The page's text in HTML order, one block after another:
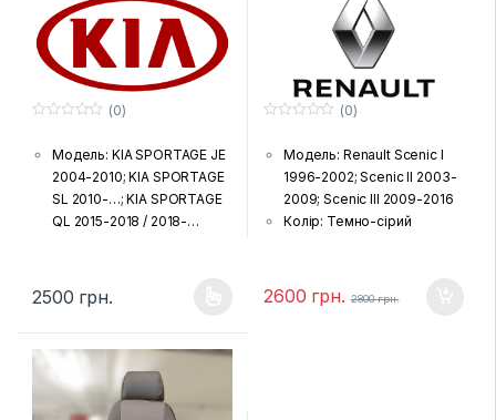
5
(0)
Модель: KIA SPORTAGE JE
2004-2010; KIA SPORTAGE
SL 2010-…; KIA SPORTAGE
QL 2015-2018 / 2018-…
(гобелен) з поролоновою
накаткою зсередини
Комплектація: Передні
сидіння, задній диван та
спинка, підголовники (за
2500 грн.
Цей товар має кілька варіантів. Параметри можна вибрати
5
(0)
Модель: Renault Scenic I
1996-2002; Scenic II 2003-
2009; Scenic III 2009-2016
Колір: Темно-сірий
накаткою зсередини
Країна виробник: Україна
2600 грн. 2800грн.